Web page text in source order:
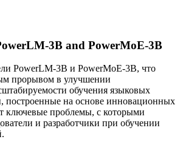
3B and PowerMoE-3B
PowerLM-3B и PowerMoE-3B, что
прорывом в улучшении
обучения языковых
построенные на основе инновационных
ключевые проблемы, с которыми
и разработчики при обучении